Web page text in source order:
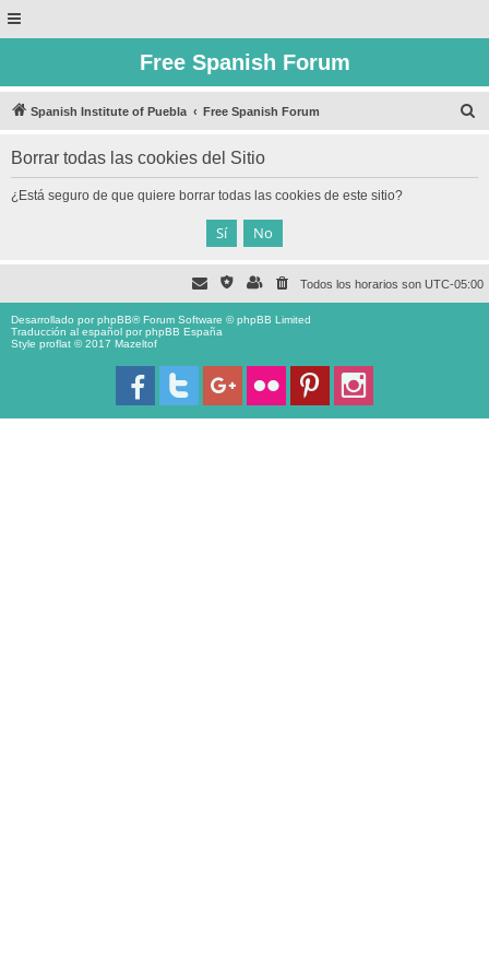
Free Spanish Forum
Spanish Institute of Puebla Free Spanish Forum
Borrar todas las cookies del Sitio
¿Está seguro de que quiere borrar todas las cookies de este sitio?
Todos los horarios son UTC-05:00
Desarrollado porphpBB® Forum Software © phpBB Limited
Traducción al español porphpBB España
Style proflat © 2017 Mazeltof